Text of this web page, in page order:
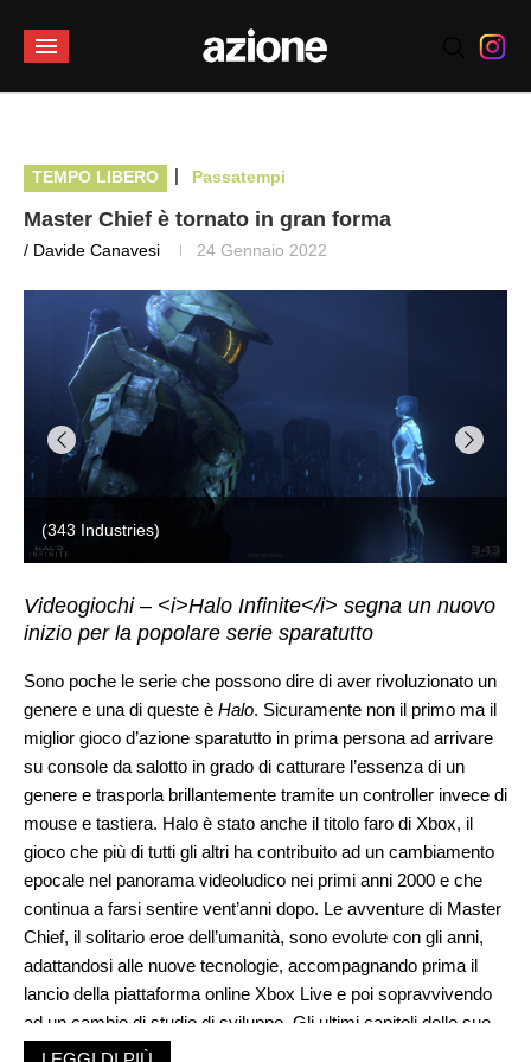
TEMPO LIBERO | Passatempi
Master Chief è tornato in gran forma
/ Davide Canavesi 24 Gennaio 2022
(343 Industries)
Videogiochi – <i>Halo Infinite</i> segna un nuovo
inizio per la popolare serie sparatutto
Sono poche le serie che possono dire di aver rivoluzionato un
genere e una di queste è Halo. Sicuramente non il primo ma il
miglior gioco d’azione sparatutto in prima persona ad arrivare
su console da salotto in grado di catturare l’essenza di un
genere e trasporla brillantemente tramite un controller invece di
mouse e tastiera. Halo è stato anche il titolo faro di Xbox, il
gioco che più di tutti gli altri ha contribuito ad un cambiamento
epocale nel panorama videoludico nei primi anni 2000 e che
continua a farsi sentire vent’anni dopo. Le avventure di Master
Chief, il solitario eroe dell’umanità, sono evolute con gli anni,
adattandosi alle nuove tecnologie, accompagnando prima il
lancio della piattaforma online Xbox Live e poi sopravvivendo
ad un cambio di studio di sviluppo. Gli ultimi capitoli delle sue
avventure, specialmente l’ultimo